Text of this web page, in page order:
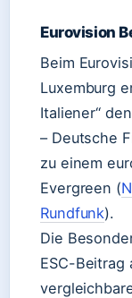
Eurovision
Beim
Luxemburg
Italiener“
– Deutsche
zu einem
Evergreen (
Rundfunk).
Die
ESC-Beitrag